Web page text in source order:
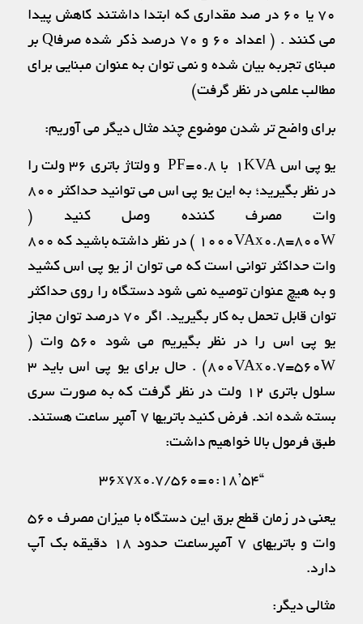
۷۰ یا ۶۰ در صد مقداری که ابتدا داشتند کاهش پیدا
می کنند . ( اعداد ۶۰ و ۷۰ درصد ذکر شده صرفاQ بر
مبنای تجربه بیان شده و نمی توان به عنوان مبنایی برای
مطالب علمی در نظر گرفت)
برای واضح تر شدن موضوع چند مثال دیگر می آوریم:
یو پی اس ۱KVA با PF=0.8 و ولتاژ باتری ۳۶ ولت را
در نظر بگیرید؛ به این یو پی اس می توانید حداکثر ۸۰۰
وات مصرف کننده وصل کنید (
۱۰۰۰VAx0.8=800W ) در نظر داشته باشید که ۸۰۰
وات حداکثر توانی است که می توان از یو پی اس کشید
و به هیچ عنوان توصیه نمی شود دستگاه را روی حداکثر
توان قابل تحمل به کار بگیرید. اگر ۷۰ درصد توان مجاز
یو پی اس را در نظر بگیریم می شود ۵۶۰ وات (
۸۰۰VAx0.7=560W) . حال برای یو پی اس باید ۳
سلول باتری ۱۲ ولت در نظر گرفت که به صورت سری
بسته شده اند. فرض کنید باتریها ۷ آمپر ساعت هستند.
طبق فرمول بالا خواهیم داشت:
“۳۶x7x0.7/560=0:18’54
یعنی در زمان قطع برق این دستگاه با میزان مصرف ۵۶۰
وات و باتریهای ۷ آمپرساعت حدود ۱۸ دقیقه بک آپ
دارد.
مثالی دیگر: